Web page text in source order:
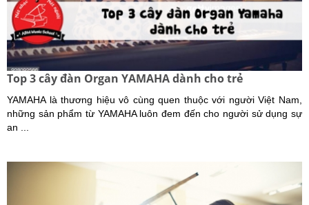
Top 3 cây đàn Organ YAMAHA dành cho trẻ
YAMAHA là thương hiệu vô cùng quen thuộc với người Việt Nam,
những sản phẩm từ YAMAHA luôn đem đến cho người sử dụng sự
an ...